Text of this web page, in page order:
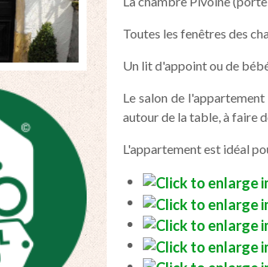
Toutes les fenêtres des
Un lit d'appoint ou de
Le salon de
autour de la table, à faire
L'appartement est idéal